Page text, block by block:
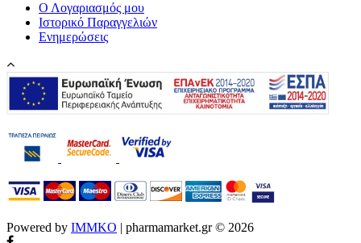
Ο Λογαριασμός μου
Ιστορικό Παραγγελιών
Ενημερώσεις
Powered by IMMKO | pharmamarket.gr © 2026